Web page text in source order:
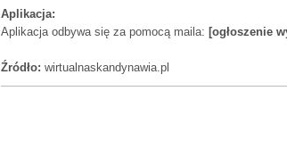
Aplikacja:
Aplikacja odbywa się za pomocą maila: [ogłoszenie
Źródło: wirtualnaskandynawia.pl